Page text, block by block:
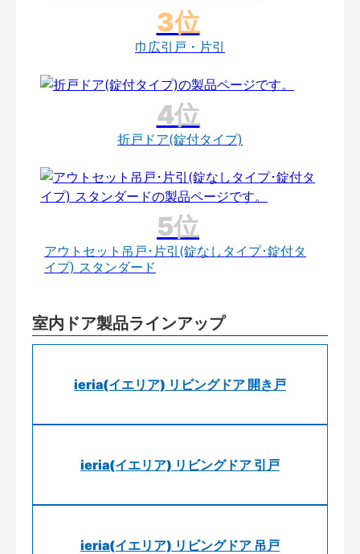
巾広引戸・片引
折戸ドア(錠付タイプ)
アウトセット吊戸･片引(錠なしタイプ･錠付タ
イプ) スタンダード
室内ドア製品ラインアップ
ieria(イエリア) リビングドア 開き戸
ieria(イエリア) リビングドア 引戸
ieria(イエリア) リビングドア 吊戸